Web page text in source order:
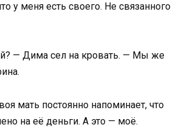
у меня есть своего. Не связанного
— Дима сел на кровать. — Мы же
мать постоянно напоминает, что
на её деньги. А это — моё.